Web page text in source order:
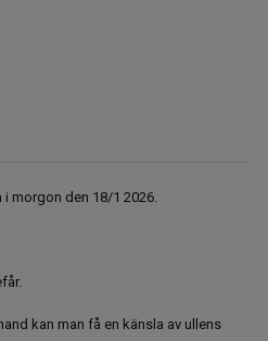
i morgon den 18/1 2026.
kan man få en känsla av ullens